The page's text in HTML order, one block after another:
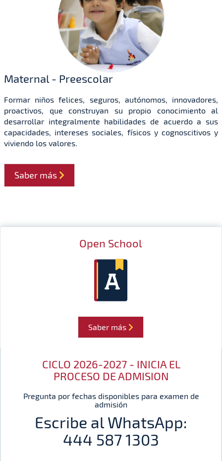
Maternal - Preescolar
Formar niños felices, seguros, autónomos, innovadores,
proactivos, que construyan su propio conocimiento al
desarrollar integralmente habilidades de acuerdo a sus
capacidades, intereses sociales, físicos y cognoscitivos y
viviendo los valores.
Saber más
Open School
Saber más
CICLO 2026-2027 - INICIA EL
PROCESO DE ADMISION
Pregunta por fechas disponibles para examen de
admisión
Escribe al WhatsApp:
444 587 1303